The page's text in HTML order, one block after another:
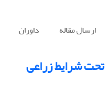
ارسال مقاله داوران
شرایط زراعی